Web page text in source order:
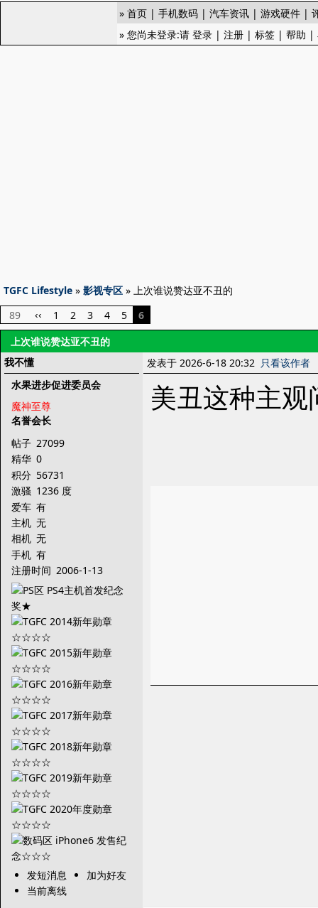
» 首页 | 手机数码 | 汽车资讯 | 游戏硬件 |
» 您尚未登录:请 登录 | 注册 | 标签 | 帮助 |
TGFC Lifestyle » 影视专区 » 上次谁说赞达亚不丑的
89
‹‹ 1 2 3 4 5
6
上次谁说赞达亚不丑的
我不懂
水果进步促进委员会
魔神至尊
名誉会长
帖子 27099
精华 0
积分 56731
激骚 1236 度
爱车 有
主机 无
相机 无
手机 有
注册时间 2006-1-13
发短消息
加为好友
当前离线
发表于 2026-6-18 20:32 只看该作者
美丑这种主